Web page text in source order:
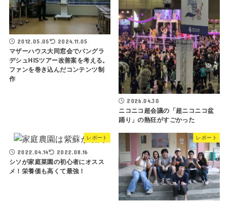
2012.05.05 2024.11.05
マザーハウス大同窓会でバングラ
デシュHISツアー改善案を考える。
ファンを巻き込んだコンテンツ制
作
2026.04.30
ニコニコ超会議の「超ニコニコ盆
踊り」の熱狂がすごかった
レポート
2022.04.14 2022.08.16
シソが家庭菜園の初心者にオスス
メ！栄養価も高くて最強！
レポート